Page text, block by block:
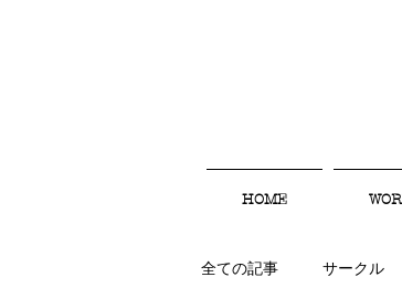
HOME
全ての記事 サークル